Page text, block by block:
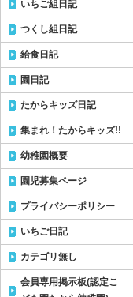
いちご組日記
つくし組日記
給食日記
園日記
たからキッズ日記
集まれ！たからキッズ!!
幼稚園概要
園児募集ページ
プライバシーポリシー
いちご日記
カテゴリ無し
会員専用掲示板(認定こ